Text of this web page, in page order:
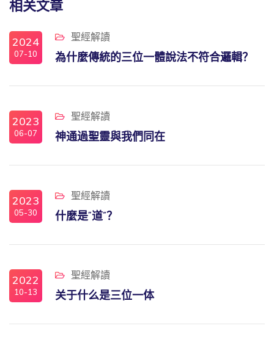
相关文章
2024
07-10
聖經解讀
為什麼傳統的三位一體說法不符合邏輯？
2023
06-07
聖經解讀
神通過聖靈與我們同在
2023
05-30
聖經解讀
什麼是“道”？
2022
10-13
聖經解讀
关于什么是三位一体